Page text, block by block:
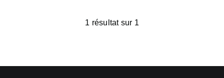
1 résultat sur 1